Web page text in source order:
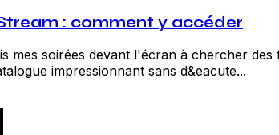
: comment y accéder
mes soirées devant l'écran à chercher
impressionnant sans d&eacute...